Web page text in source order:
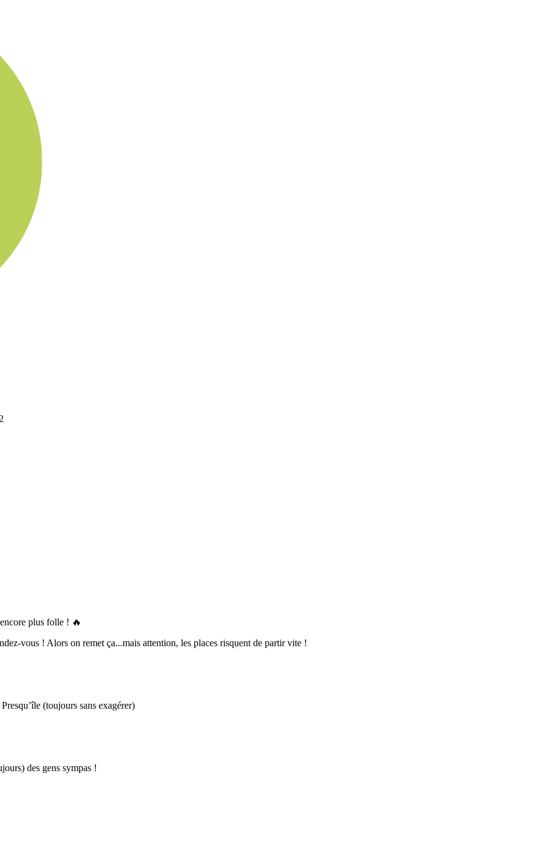
plus folle ! 🔥
vous ! Alors on remet ça...mais attention, les places risquent de partir vite !
(toujours sans exagérer)
des gens sympas !